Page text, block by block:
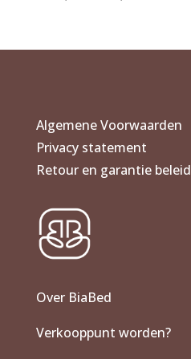
€ 310,00
Algemene Voorwaarden
Privacy statement
Retour en garantie beleid
Over BiaBed
Verkooppunt worden?